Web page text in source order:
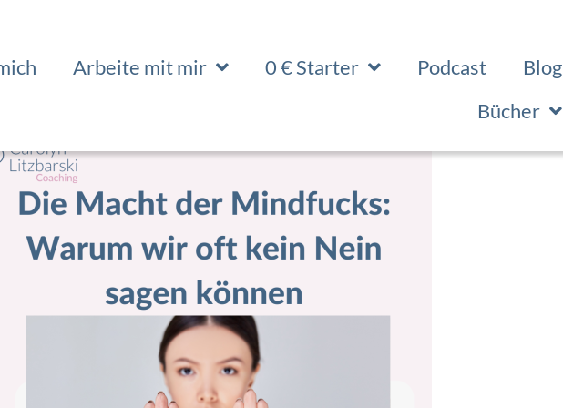
Arbeite mit mir 0 € Starter Podcast
Blog
Bücher